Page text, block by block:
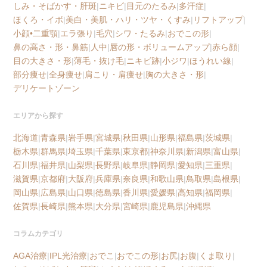
しみ・そばかす・肝斑| ニキビ|目元のたるみ|多汗症|
ほくろ・イボ|美白・美肌・ハリ・ツヤ・くすみ| リフトアップ|
小顔•二重顎|エラ張り |毛穴|シワ・たるみ|おでこの形|
鼻の高さ・形・鼻筋| 人中|唇の形・ボリュームアップ|赤ら顔|
目の大きさ・形|薄毛・抜け毛| ニキビ跡|小ジワ|ほうれい線|
部分痩せ|全身痩せ|肩こり・肩痩せ|胸の大きさ・形|
デリケートゾーン
エリアから探す
北海道|青森県|岩手県|宮城県|秋田県|山形県|福島県|茨城県|
栃木県|群馬県|埼玉県|千葉県|東京都|神奈川県|新潟県|富山県|
石川県|福井県|山梨県|長野県|岐阜県|静岡県|愛知県|三重県|
滋賀県|京都府|大阪府|兵庫県|奈良県|和歌山県|鳥取県|島根県|
岡山県|広島県|山口県|徳島県|香川県|愛媛県|高知県|福岡県|
佐賀県|長崎県|熊本県|大分県|宮崎県|鹿児島県|沖縄県
コラムカテゴリ
AGA治療|IPL光治療|おでこ |おでこの形|お尻|お腹| くま取り |